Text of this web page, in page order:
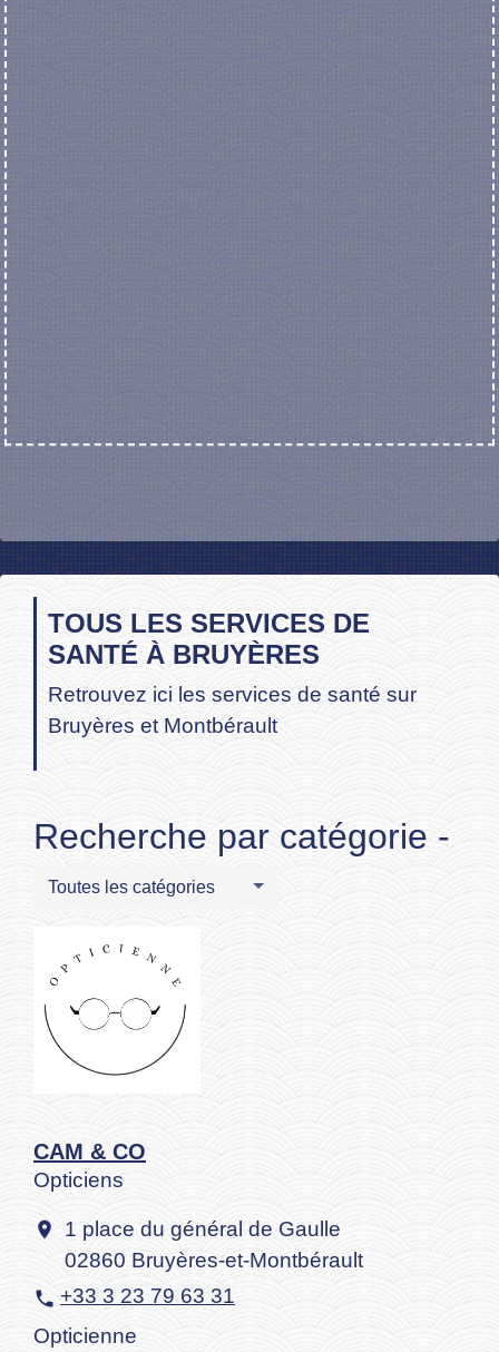
TOUS LES SERVICES DE
SANTÉ À BRUYÈRES
Retrouvez ici les services de santé sur
Bruyères et Montbérault
Recherche par catégorie -
Toutes les catégories
CAM & CO
Opticiens
location_on
1 place du général de Gaulle
02860 Bruyères-et-Montbérault
phone +33 3 23 79 63 31
Opticienne